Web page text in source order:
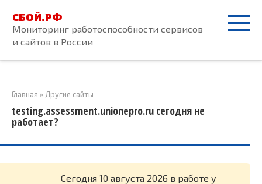
контенту
СБОЙ.РФ
Мониторинг работоспособности сервисов
и сайтов в России
Главная » Другие сайты
testing.assessment.unionepro.ru сегодня не
работает?
Cегодня 10 августа 2026 в работе у